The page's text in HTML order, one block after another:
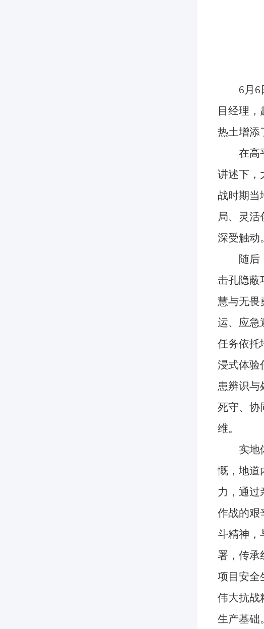
6月6日
目经理
热土增添
在高平
讲述下，
战时期当
局、灵活
深受触动。
随后，
击孔隐蔽
慧与无畏
运、应急
任务依托
浸式体验
患辨识与
死守、协
维。
实地体
慨，地道
力，通过
作战的艰
斗精神，
署，传承
项目安全
伟大抗战
生产基础。